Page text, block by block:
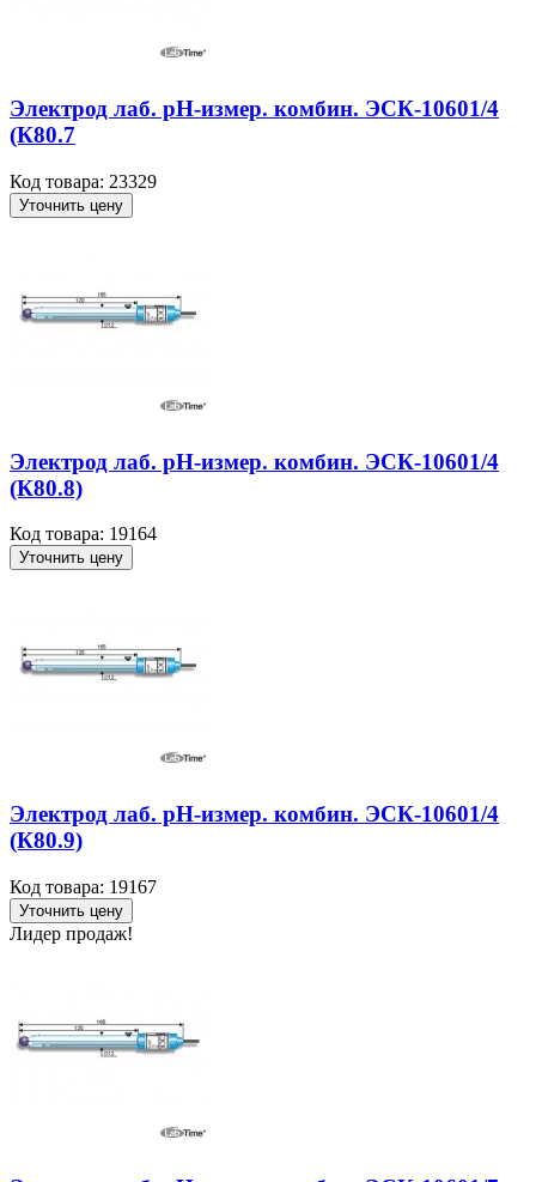
Электрод лаб. рН-измер. комбин. ЭСК-10601/4
(К80.7
Код товара: 23329
Уточнить цену
Электрод лаб. рН-измер. комбин. ЭСК-10601/4
(К80.8)
Код товара: 19164
Уточнить цену
Электрод лаб. рН-измер. комбин. ЭСК-10601/4
(К80.9)
Код товара: 19167
Уточнить цену
Лидер продаж!